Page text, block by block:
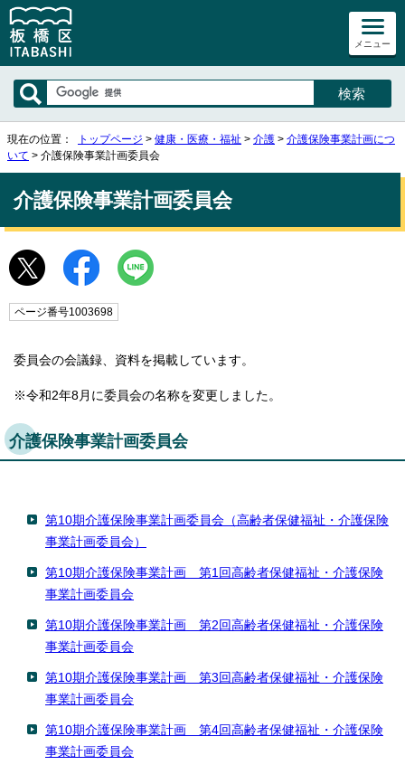
メニュー
現在の位置： トップページ > 健康・医療・福祉 > 介護 > 介護保険事業計画につ
いて > 介護保険事業計画委員会
介護保険事業計画委員会
ページ番号1003698
委員会の会議録、資料を掲載しています。
※令和2年8月に委員会の名称を変更しました。
介護保険事業計画委員会
第10期介護保険事業計画委員会（高齢者保健福祉・介護保険
事業計画委員会）
第10期介護保険事業計画 第1回高齢者保健福祉・介護保険
事業計画委員会
第10期介護保険事業計画 第2回高齢者保健福祉・介護保険
事業計画委員会
第10期介護保険事業計画 第3回高齢者保健福祉・介護保険
事業計画委員会
第10期介護保険事業計画 第4回高齢者保健福祉・介護保険
事業計画委員会